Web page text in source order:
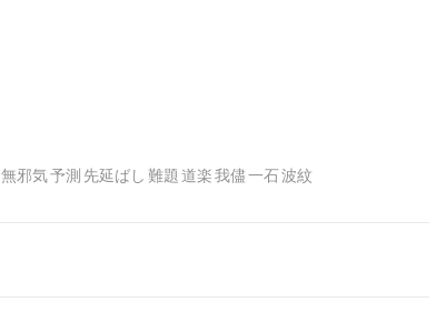
無邪気予測 先延ばし 難題 道楽我儘一石波紋